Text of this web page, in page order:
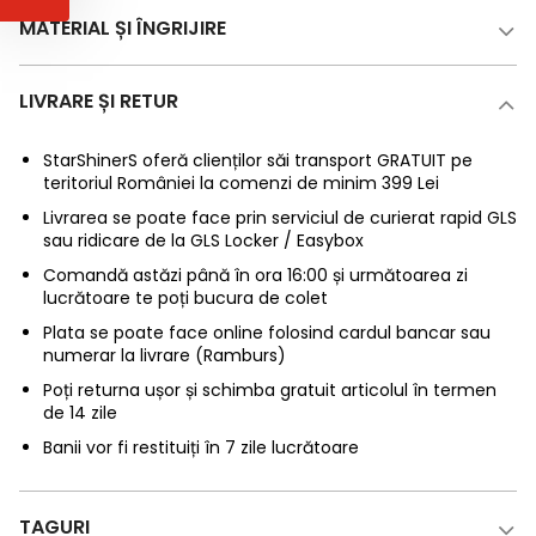
MATERIAL ȘI ÎNGRIJIRE
LIVRARE ȘI RETUR
StarShinerS oferă clienților săi transport GRATUIT pe
teritoriul României la comenzi de minim 399 Lei
Livrarea se poate face prin serviciul de curierat rapid GLS
sau ridicare de la GLS Locker / Easybox
Comandă astăzi până în ora 16:00 și următoarea zi
lucrătoare te poți bucura de colet
Plata se poate face online folosind cardul bancar sau
numerar la livrare (Ramburs)
Poți returna ușor și schimba gratuit articolul în termen
de 14 zile
Banii vor fi restituiți în 7 zile lucrătoare
TAGURI